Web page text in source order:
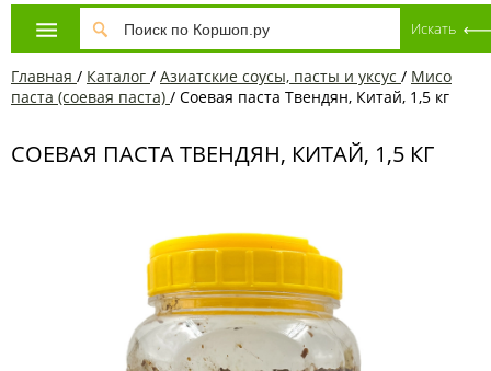
Главная / Каталог / Азиатские соусы, пасты и уксус / Мисо
паста (соевая паста) / Соевая паста Твендян, Китай, 1,5 кг
СОЕВАЯ ПАСТА ТВЕНДЯН, КИТАЙ, 1,5 КГ